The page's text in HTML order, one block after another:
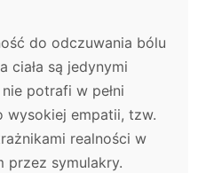
do odczuwania bólu
ciała są jedynymi
potrafi w pełni
wysokiej empatii, tzw.
realności w
przez symulakry.